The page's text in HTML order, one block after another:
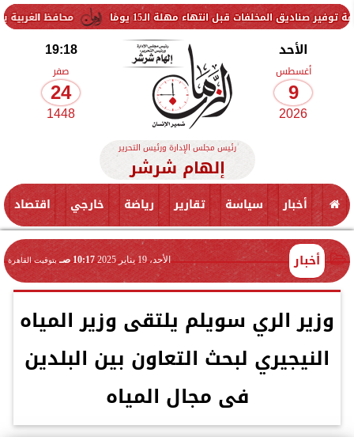
محافظ الغربية يتفقد حزمة قبل انتهاء مهلة الـ15 يومًا
الأحد
أغسطس
9
2026
19:18
صفر
24
1448
رئيس مجلس الإدارة ورئيس التحرير
إلهام شرشر
أخبار سياسة تقارير رياضة خارجي اقتصاد
أخبار الأحد، 19 يناير 2025 10:17 صـ بتوقيت القاهرة
وزير الري سويلم يلتقى وزير المياه
النيجيري لبحث التعاون بين البلدين
فى مجال المياه